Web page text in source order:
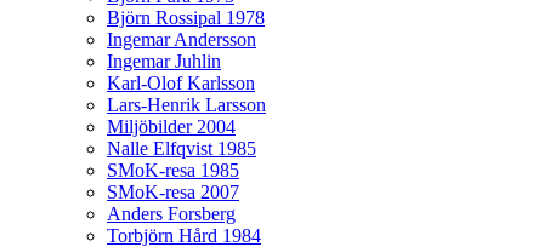
Björn Rossipal 1978
Ingemar Andersson
Ingemar Juhlin
Karl-Olof Karlsson
Lars-Henrik Larsson
Miljöbilder 2004
Nalle Elfqvist 1985
SMoK-resa 1985
SMoK-resa 2007
Anders Forsberg
Torbjörn Hård 1984